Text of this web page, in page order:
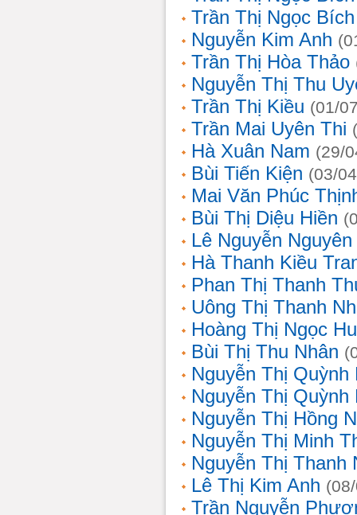
Trần Thị Ngọc Bích
Nguyễn Kim Anh
Trần Thị Hòa Thảo
Nguyễn Thị Thu
Trần Thị Kiều (01/
Trần Mai Uyên Thi
Hà Xuân Nam (29/
Bùi Tiến Kiện (03/
Mai Văn Phúc
Bùi Thị Diệu Hiền
Lê Nguyễn
Hà Thanh Kiều
Phan Thị Thanh
Uông Thị Thanh
Hoàng Thị Ngọc
Bùi Thị Thu Nhân
Nguyễn Thị Quỳnh
Nguyễn Thị Quỳnh
Nguyễn Thị Hồng
Nguyễn Thị Minh
Nguyễn Thị Thanh
Lê Thị Kim Anh
Trần Nguyễn